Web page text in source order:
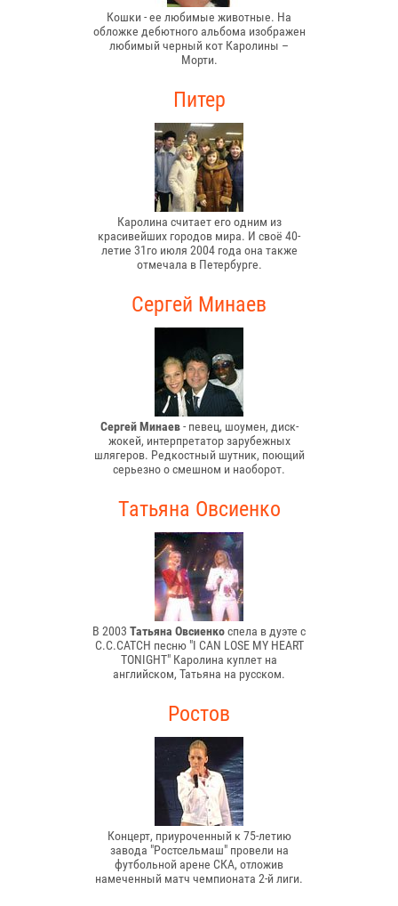
Кошки - ее любимые животные. На
обложке дебютного альбома изображен
любимый черный кот Каролины –
Морти.
Питер
Каролина считает его одним из
красивейших городов мира. И своё 40-
летие 31го июля 2004 года она также
отмечала в Петербурге.
Сергей Минаев
Сергей Минаев- певец, шоумен, диск-
жокей, интерпретатор зарубежных
шлягеров. Редкостный шутник, поющий
серьезно о смешном и наоборот.
Татьяна Овсиенко
В 2003 Татьяна Овсиенкоспела в дуэте с
C.C.CATCH песню "I CAN LOSE MY HEART
TONIGHT" Каролина куплет на
английском, Татьяна на русском.
Ростов
Концерт, приуроченный к 75-летию
завода "Ростсельмаш" провели на
футбольной арене СКА, отложив
намеченный матч чемпионата 2-й лиги.